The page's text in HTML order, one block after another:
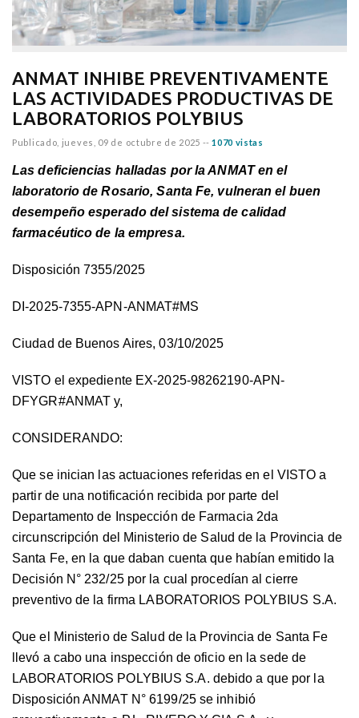
ANMAT INHIBE PREVENTIVAMENTE
LAS ACTIVIDADES PRODUCTIVAS DE
LABORATORIOS POLYBIUS
Publicado, jueves, 09 de octubre de 2025 -- 1070 vistas
Las deficiencias halladas por la ANMAT en el
laboratorio de Rosario, Santa Fe, vulneran el buen
desempeño esperado del sistema de calidad
farmacéutico de la empresa.
Disposición 7355/2025
DI-2025-7355-APN-ANMAT#MS
Ciudad de Buenos Aires, 03/10/2025
VISTO el expediente EX-2025-98262190-APN-
DFYGR#ANMAT y,
CONSIDERANDO:
Que se inician las actuaciones referidas en el VISTO a
partir de una notificación recibida por parte del
Departamento de Inspección de Farmacia 2da
circunscripción del Ministerio de Salud de la Provincia de
Santa Fe, en la que daban cuenta que habían emitido la
Decisión N° 232/25 por la cual procedían al cierre
preventivo de la firma LABORATORIOS POLYBIUS S.A.
Que el Ministerio de Salud de la Provincia de Santa Fe
llevó a cabo una inspección de oficio en la sede de
LABORATORIOS POLYBIUS S.A. debido a que por la
Disposición ANMAT N° 6199/25 se inhibió